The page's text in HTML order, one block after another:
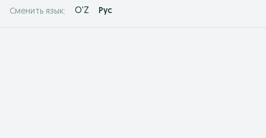
Сменить язык: O'Z Рус